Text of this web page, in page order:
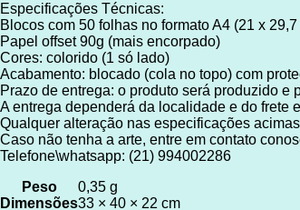
Especificações Técnicas:
Blocos com 50 folhas no formato A4 (21 x
Papel offset 90g (mais encorpado)
Cores: colorido (1 só lado)
Acabamento: blocado (cola no topo) com
Prazo de entrega: o produto será produzido e
A entrega dependerá da localidade e do frete
Qualquer alteração nas especificações
Caso não tenha a arte, entre em contato
Telefone\whatsapp: (21) 994002286
Peso
0,35 g
Dimensões33 × 40 × 22 cm